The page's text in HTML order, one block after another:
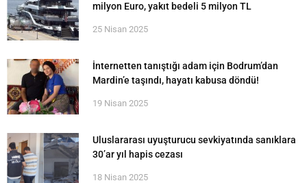
milyon Euro, yakıt bedeli 5 milyon TL
25 Nisan 2025
İnternetten tanıştığı adam için Bodrum’dan
Mardin’e taşındı, hayatı kabusa döndü!
19 Nisan 2025
Uluslararası uyuşturucu sevkiyatında sanıklara
30’ar yıl hapis cezası
18 Nisan 2025